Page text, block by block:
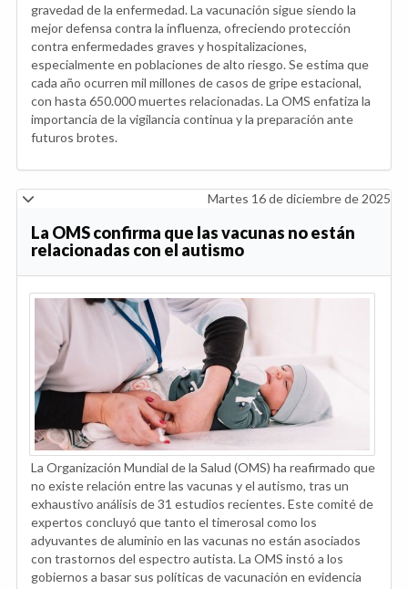
gravedad de la enfermedad. La vacunación sigue siendo la
mejor defensa contra la influenza, ofreciendo protección
contra enfermedades graves y hospitalizaciones,
especialmente en poblaciones de alto riesgo. Se estima que
cada año ocurren mil millones de casos de gripe estacional,
con hasta 650.000 muertes relacionadas. La OMS enfatiza la
importancia de la vigilancia continua y la preparación ante
futuros brotes.
Martes 16 de diciembre de 2025
La OMS confirma que las vacunas no están
relacionadas con el autismo
La Organización Mundial de la Salud (OMS) ha reafirmado que
no existe relación entre las vacunas y el autismo, tras un
exhaustivo análisis de 31 estudios recientes. Este comité de
expertos concluyó que tanto el timerosal como los
adyuvantes de aluminio en las vacunas no están asociados
con trastornos del espectro autista. La OMS instó a los
gobiernos a basar sus políticas de vacunación en evidencia